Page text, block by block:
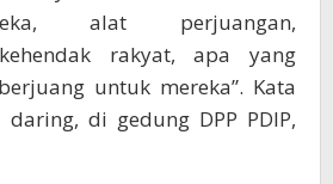
alat perjuangan,
rakyat, apa yang
untuk mereka”. Kata
daring, di gedung DPP PDIP,